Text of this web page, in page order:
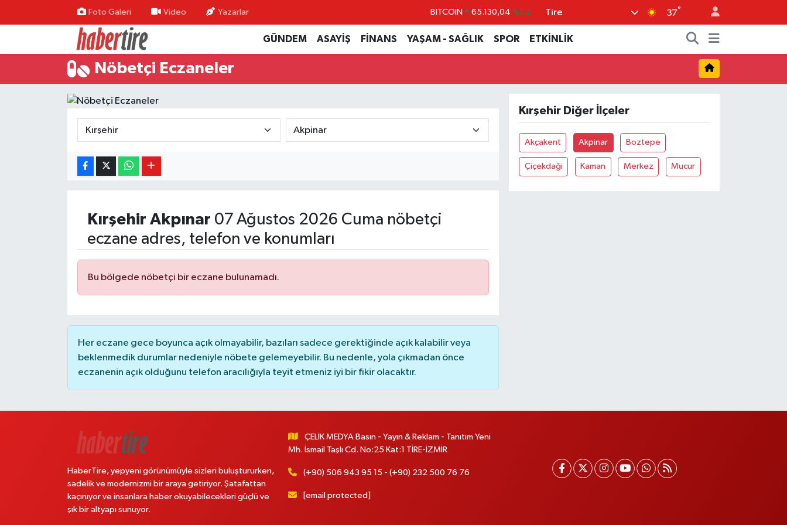
Foto Galeri Video Yazarlar BITCOIN 65.130,04 %1.2
DOLAR 47,7106 %0.17
EURO 55,1652 %0.27
BİST100 13.773
Tire 37°
GÜNDEM ASAYİŞ FİNANS YAŞAM - SAĞLIK SPOR ETKİNLİK
Nöbetçi Eczaneler
Kırşehir Akpınar 07 Ağustos 2026 Cuma nöbetçi
eczane adres, telefon ve konumları
Bu bölgede nöbetçi bir eczane bulunamadı.
Her eczane gece boyunca açık olmayabilir, bazıları sadece gerektiğinde açık kalabilir veya
beklenmedik durumlar nedeniyle nöbete gelemeyebilir. Bu nedenle, yola çıkmadan önce
eczanenin açık olduğunu telefon aracılığıyla teyit etmeniz iyi bir fikir olacaktır.
Kırşehir Diğer İlçeler
Akçakent Akpinar Boztepe
Çiçekdaği Kaman Merkez Mucur
HaberTire, yepyeni görünümüyle sizleri buluştururken,
sadelik ve modernizmi bir araya getiriyor. Şatafattan
kaçınıyor ve insanlara haber okuyabilecekleri güçlü ve
şık bir altyapı sunuyor.
ÇELİK MEDYA Basın - Yayın & Reklam - Tanıtım Yeni
Mh. İsmail Taşlı Cd. No:25 Kat:1 TİRE-İZMİR
(+90) 506 943 95 15 - (+90) 232 500 76 76
[email protected]
Tire Nöbetçi Eczaneler
Tire Hava Durumu
Tire Trafik Yoğunluk Haritası
Süper Lig Puan Durumu ve Fikstür
Tüm Manşetler